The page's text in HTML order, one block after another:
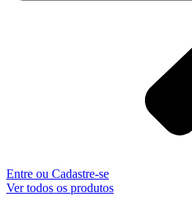
Entre ou Cadastre-se
Ver todos os produtos